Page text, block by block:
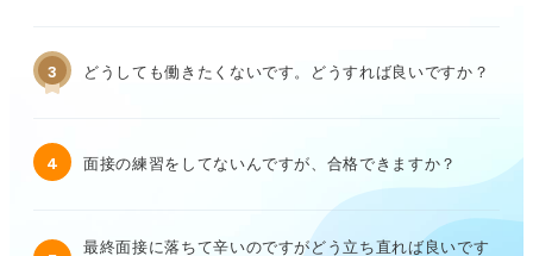
3 どうしても働きたくないです。どうすれば良いですか？
4 面接の練習をしてないんですが、合格できますか？
最終面接に落ちて辛いのですがどう立ち直れば良いです